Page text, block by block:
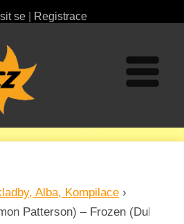
se Registrace
Alba, Kompilace ›
Patterson) – Frozen (Dub